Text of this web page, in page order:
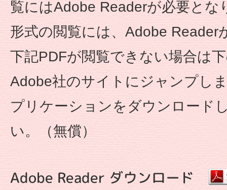
園
や
な
が
せ
保
覧にはAdobe Readerが必要とな
形式の閲覧には、Adobe Reader
下記PDFが閲覧できない場合は
Adobe社のサイトにジャンプし
プリケーションをダウンロード
い。（無償）
Adobe Reader ダウンロード